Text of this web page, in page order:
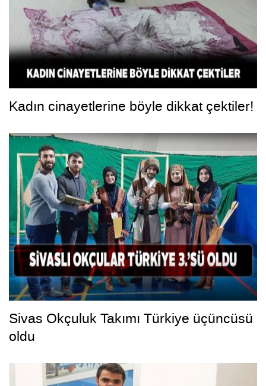
Kadın cinayetlerine böyle dikkat çektiler!
Sivas Okçuluk Takımı Türkiye üçüncüsü
oldu